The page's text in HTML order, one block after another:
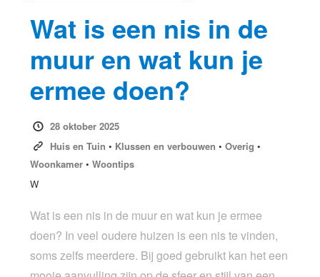
Wat is een nis in de
muur en wat kun je
ermee doen?
28 oktober 2025
Huis en Tuin • Klussen en verbouwen • Overig •
Woonkamer •Woontips
W
Wat is een nis in de muur en wat kun je ermee
doen? In veel oudere huizen is een nis te vinden,
soms zelfs meerdere. Bij goed gebruikt kan het een